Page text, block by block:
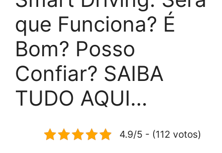
que Funciona? É
Bom? Posso
Confiar? SAIBA
TUDO AQUI…
4.9/5 - (112 votos)